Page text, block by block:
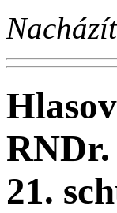
RNDr.
21.